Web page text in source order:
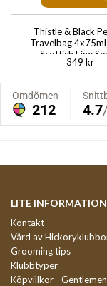
Thistle & Black
Travelbag
Scottish Fine
349 kr
LITE INFORMATION
Kontakt
Vård av
Grooming tips
Klubbtyper
Köpvillkor -